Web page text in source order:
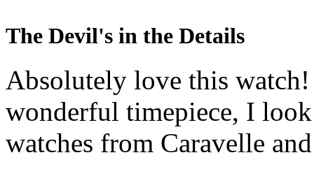
The Devil's in the Details
Absolutely love this
wonderful timepiece, I
watches from Caravelle